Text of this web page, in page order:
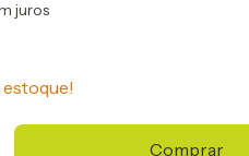
juros